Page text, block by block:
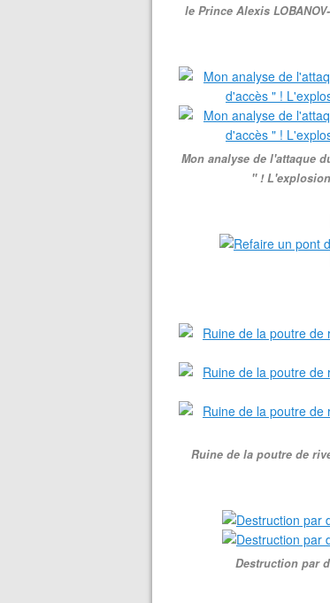
le Prince Alexis
Mon analyse de l'attaque
" !
Ruine de la poutre de
Destruction par